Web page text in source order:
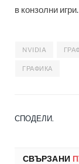
в конзолни игри.
NVIDIA
ГРАФИКА
СПОДЕЛИ.
СВЪРЗАНИ